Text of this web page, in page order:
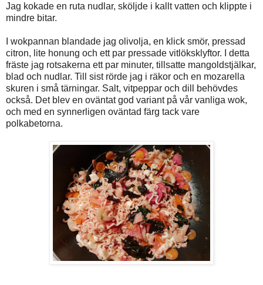
Jag kokade en ruta nudlar, sköljde i kallt vatten och klippte i
mindre bitar.
I wokpannan blandade jag olivolja, en klick smör, pressad
citron, lite honung och ett par pressade vitlöksklyftor. I detta
fräste jag rotsakerna ett par minuter, tillsatte mangoldstjälkar,
blad och nudlar. Till sist rörde jag i räkor och en mozarella
skuren i små tärningar. Salt, vitpeppar och dill behövdes
också. Det blev en oväntat god variant på vår vanliga wok,
och med en synnerligen oväntad färg tack vare
polkabetorna.